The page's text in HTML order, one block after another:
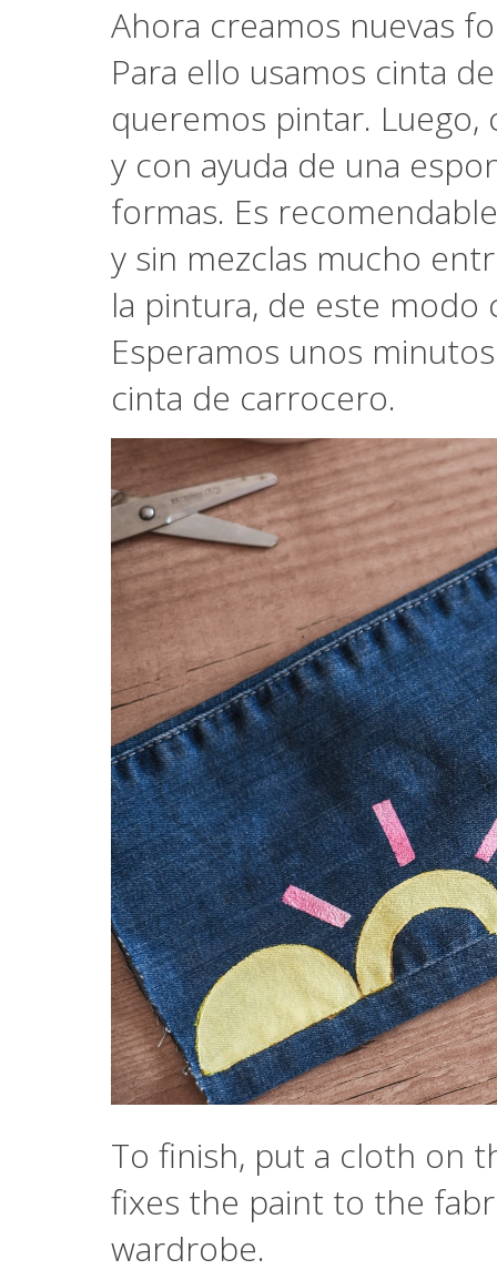
Ahora creamos nuevas
Para ello usamos cinta
queremos pintar. Luego,
y con ayuda de una
formas. Es
y sin mezclas mucho
la pintura, de este
Esperamos unos
cinta de carrocero.
To finish, put a cloth on
fixes the paint to the
wardrobe.